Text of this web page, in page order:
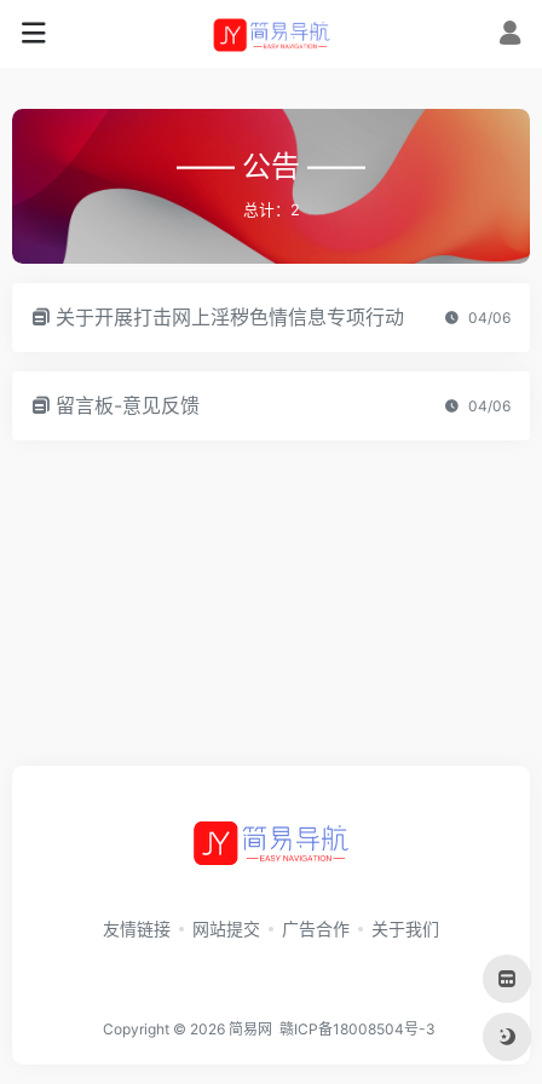
—— 公告 ——
总计：2
关于开展打击网上淫秽色情信息专项行动 04/06
留言板-意见反馈 04/06
友情链接 网站提交 广告合作 关于我们
Copyright © 2026 简易网 赣ICP备18008504号-3